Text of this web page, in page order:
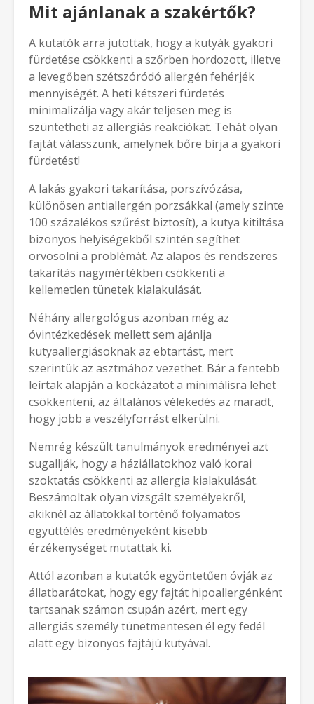
Mit ajánlanak a szakértők?
A kutatók arra jutottak, hogy a kutyák gyakori
fürdetése csökkenti a szőrben hordozott, illetve
a levegőben szétszóródó allergén fehérjék
mennyiségét. A heti kétszeri fürdetés
minimalizálja vagy akár teljesen meg is
szüntetheti az allergiás reakciókat. Tehát olyan
fajtát válasszunk, amelynek bőre bírja a gyakori
fürdetést!
A lakás gyakori takarítása, porszívózása,
különösen antiallergén porzsákkal (amely szinte
100 százalékos szűrést biztosít), a kutya kitiltása
bizonyos helyiségekből szintén segíthet
orvosolni a problémát. Az alapos és rendszeres
takarítás nagymértékben csökkenti a
kellemetlen tünetek kialakulását.
Néhány allergológus azonban még az
óvintézkedések mellett sem ajánlja
kutyaallergiásoknak az ebtartást, mert
szerintük az asztmához vezethet. Bár a fentebb
leírtak alapján a kockázatot a minimálisra lehet
csökkenteni, az általános vélekedés az maradt,
hogy jobb a veszélyforrást elkerülni.
Nemrég készült tanulmányok eredményei azt
sugallják, hogy a háziállatokhoz való korai
szoktatás csökkenti az allergia kialakulását.
Beszámoltak olyan vizsgált személyekről,
akiknél az állatokkal történő folyamatos
együttélés eredményeként kisebb
érzékenységet mutattak ki.
Attól azonban a kutatók egyöntetűen óvják az
állatbarátokat, hogy egy fajtát hipoallergénként
tartsanak számon csupán azért, mert egy
allergiás személy tünetmentesen él egy fedél
alatt egy bizonyos fajtájú kutyával.